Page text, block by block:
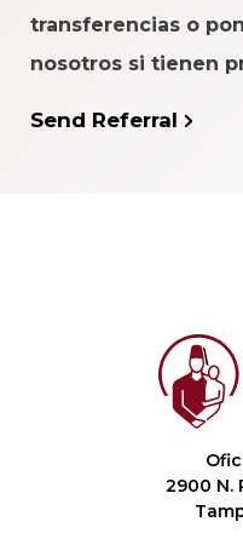
transferencias o
nosotros si tienen
Send Referral
2900 N.